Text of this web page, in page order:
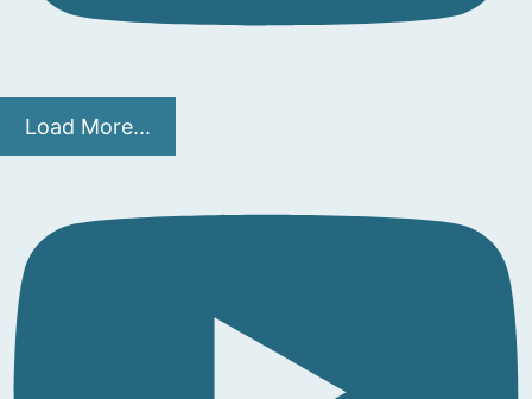
Load More...